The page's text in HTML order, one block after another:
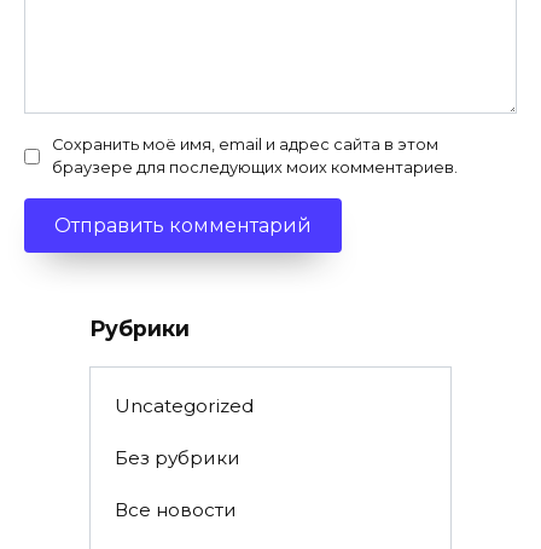
Сохранить моё имя, email и адрес сайта в этом
браузере для последующих моих комментариев.
Рубрики
Uncategorized
Без рубрики
Все новости